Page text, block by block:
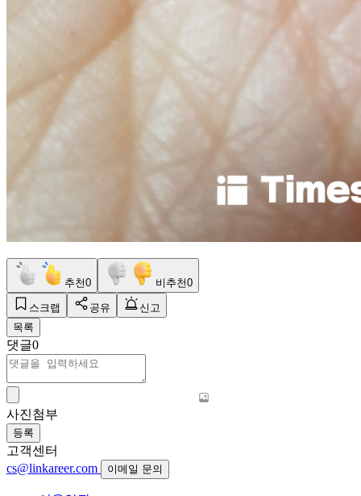
추천0 비추천0
스크랩 공유
신고
목록
댓글0
사진첨부
등록
고객센터
cs@linkareer.com
이메일 문의